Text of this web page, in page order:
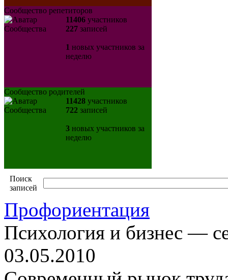
Сообщество репетиторов
11406 участников
227 записей
1 новых участников за
неделю
Сообщество родителей
11428 участников
722 записей
3 новых участников за
неделю
Поиск
записей
Профориентация
Психология и бизнес —
03.05.2010